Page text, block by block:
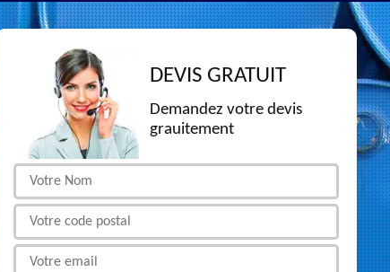
DEVIS GRATUIT
Demandez votre devis
grauitement